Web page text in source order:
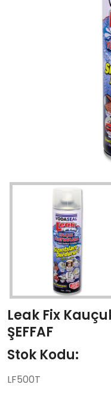
Leak Fix
ŞEFFAF
Stok Kodu:
LF500T